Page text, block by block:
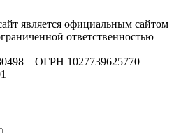
является официальным сайтом
ответственностью
ОГРН 1027739625770